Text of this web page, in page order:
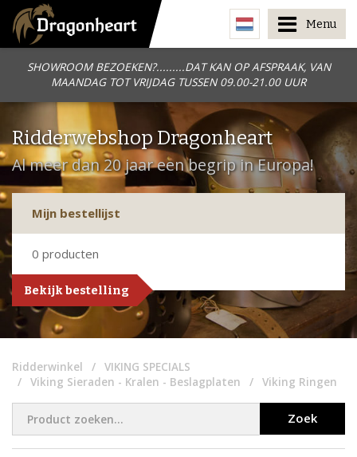
SHOWROOM BEZOEKEN?.........DAT KAN OP AFSPRAAK, VAN
MAANDAG TOT VRIJDAG TUSSEN 09.00-21.00 UUR
Menu
Ridderwebshop Dragonheart
Al meer dan 20 jaar een begrip in Europa!
Mijn bestellijst
0 producten
Bekijk bestelling
Ridderwinkel
VIKING SPECIALS
Viking Sieraden - Kralen - Beslagplaten
Viking Ringen
Zoek